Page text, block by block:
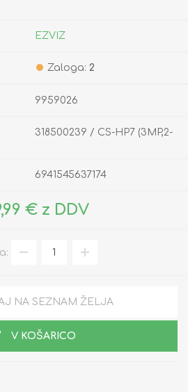
EZVIZ
Zaloga: 2
9959026
318500239 / CS-HP7 (3MP,2-
6941545637174
€ z DDV
NA SEZNAM ŽELJA
V KOŠARICO